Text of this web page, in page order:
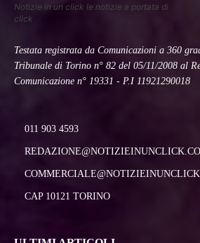
Notizie in un click le notizie a portata di
click
Testata registrata da Comunicazioni a 360
Tribunale di Torino n° 82 del 05/11/2008 al
Comunicazione n° 19331 - P.I 11921290018
011 903 4593
CAP 10121 TORINO